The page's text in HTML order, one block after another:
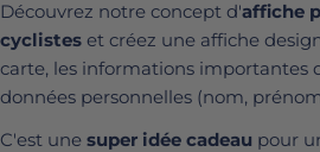
Allez dans "Activités" > "Course
Cliquez sur la sortie souhaitée
En haut à droite, cliquez sur
ou"Exporter"
Découvrez notre concept d'affiche
cyclistes et créez une affiche
carte, les informations importantes
données personnelles (nom,
C'est une super idée cadeau pour